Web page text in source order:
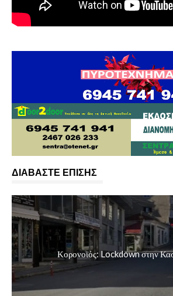
ΔΙΑΒΑΣΤΕ ΕΠΙΣΗΣ
Κορονοϊός: Lockdown στην